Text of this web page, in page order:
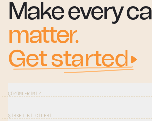
Make every call
matter.
Get started
ÇÖZÜMLERIMIZ
ŞIRKET BILGILERI